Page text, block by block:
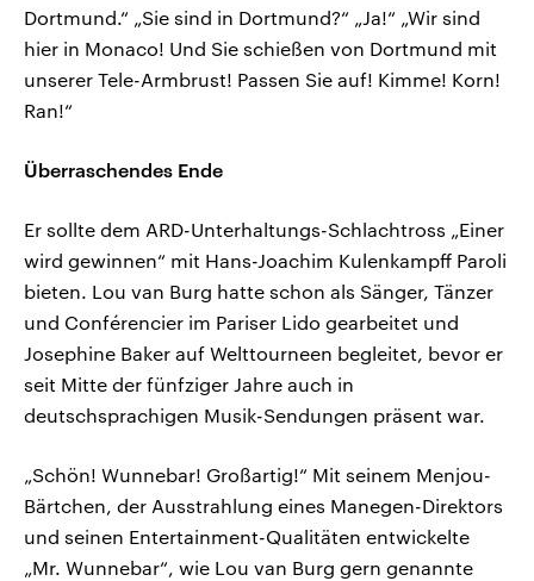
Dortmund.“ „Sie sind in Dortmund?“ „Ja!“ „Wir sind
hier in Monaco! Und Sie schießen von Dortmund mit
unserer Tele-Armbrust! Passen Sie auf! Kimme! Korn!
Ran!“
Überraschendes Ende
Er sollte dem ARD-Unterhaltungs-Schlachtross „Einer
wird gewinnen“ mit Hans-Joachim Kulenkampff Paroli
bieten. Lou van Burg hatte schon als Sänger, Tänzer
und Conférencier im Pariser Lido gearbeitet und
Josephine Baker auf Welttourneen begleitet, bevor er
seit Mitte der fünfziger Jahre auch in
deutschsprachigen Musik-Sendungen präsent war.
„Schön! Wunnebar! Großartig!“ Mit seinem Menjou-
Bärtchen, der Ausstrahlung eines Manegen-Direktors
und seinen Entertainment-Qualitäten entwickelte
„Mr. Wunnebar“, wie Lou van Burg gern genannte